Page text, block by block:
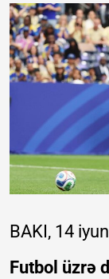
BAKI, 14
Futbol üzrə